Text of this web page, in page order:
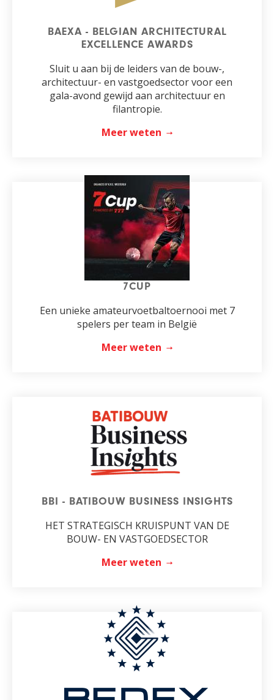
BAEXA - BELGIAN ARCHITECTURAL
EXCELLENCE AWARDS
Sluit u aan bij de leiders van de bouw-,
architectuur- en vastgoedsector voor een
gala-avond gewijd aan architectuur en
filantropie.
Meer weten
7CUP
Een unieke amateurvoetbaltoernooi met 7
spelers per team in België
Meer weten
BBI - BATIBOUW BUSINESS INSIGHTS
HET STRATEGISCH KRUISPUNT VAN DE
BOUW- EN VASTGOEDSECTOR
Meer weten